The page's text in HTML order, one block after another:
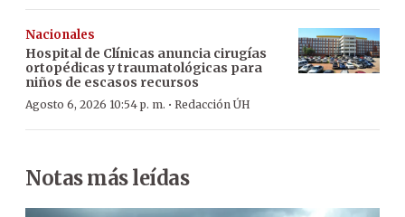
Nacionales
Hospital de Clínicas anuncia cirugías
ortopédicas y traumatológicas para
niños de escasos recursos
Agosto 6, 2026 10:54 p. m. · Redacción ÚH
Notas más leídas